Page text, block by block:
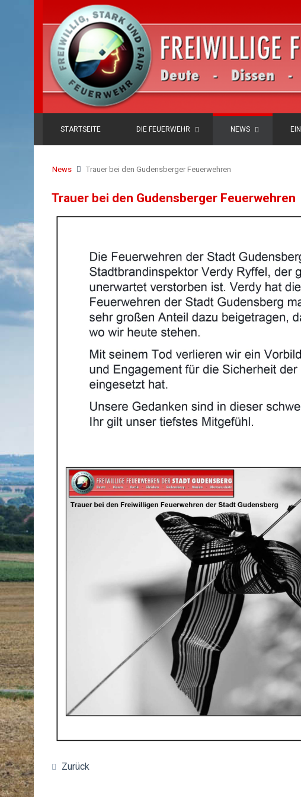
STARTSEITE DIE FEUERWEHR NEWS
News Trauer bei den Gudensberger Feuerwehren
Trauer bei den Gudensberger Feuerwehren
Zurück